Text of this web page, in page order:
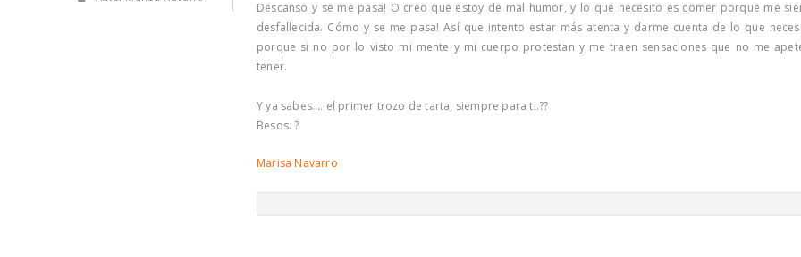
Descanso y se me pasa! O creo que estoy de mal humor, y lo que necesito es comer porque me
desfallecida. Cómo y se me pasa! Así que intento estar más atenta y darme cuenta de lo que
porque si no por lo visto mi mente y mi cuerpo protestan y me traen sensaciones que no me
tener.
Y ya sabes…. el primer trozo de tarta, siempre para ti.??
Besos. ?
Marisa Navarro